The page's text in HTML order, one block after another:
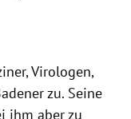
Virologen,
zu. Seine
ihm aber zu